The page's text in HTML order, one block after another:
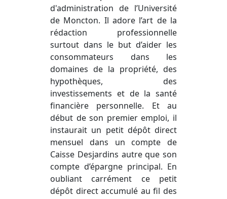
d'administration de l’Université
de Moncton. Il adore l’art de la
rédaction professionnelle
surtout dans le but d’aider les
consommateurs dans les
domaines de la propriété, des
hypothèques, des
investissements et de la santé
financière personnelle. Et au
début de son premier emploi, il
instaurait un petit dépôt direct
mensuel dans un compte de
Caisse Desjardins autre que son
compte d’épargne principal. En
oubliant carrément ce petit
dépôt direct accumulé au fil des